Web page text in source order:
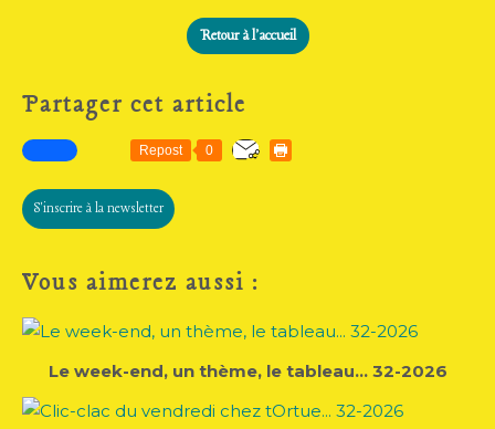
Retour à l'accueil
Partager cet article
Repost 0
S'inscrire à la newsletter
Vous aimerez aussi :
Le week-end, un thème, le tableau... 32-2026